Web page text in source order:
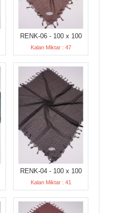
RENK-06 - 100 x 100
Kalan Miktar : 47
RENK-04 - 100 x 100
Kalan Miktar : 41